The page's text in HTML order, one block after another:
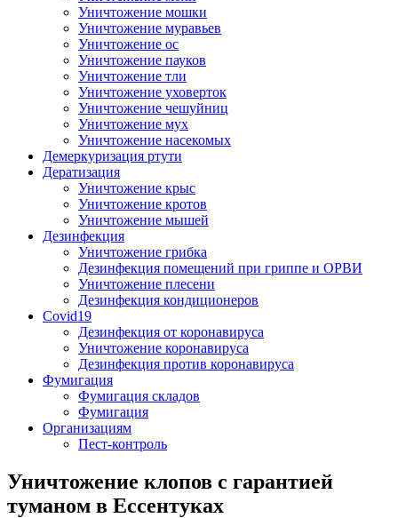
Уничтожение мошки
Уничтожение муравьев
Уничтожение ос
Уничтожение пауков
Уничтожение тли
Уничтожение уховерток
Уничтожение чешуйниц
Уничтожение мух
Уничтожение насекомых
Демеркуризация ртути
Дератизация
Уничтожение крыс
Уничтожение кротов
Уничтожение мышей
Дезинфекция
Уничтожение грибка
Дезинфекция помещений при гриппе и ОРВИ
Уничтожение плесени
Дезинфекция кондиционеров
Covid19
Дезинфекция от коронавируса
Уничтожение коронавируса
Дезинфекция против коронавируса
Фумигация
Фумигация складов
Фумигация
Организациям
Пест-контроль
Уничтожение клопов с гарантией
туманом в Ессентуках